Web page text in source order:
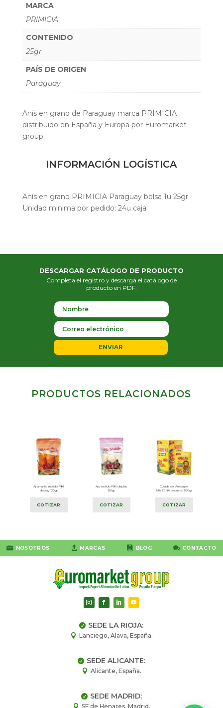
MARCA
PRIMICIA
CONTENIDO
25gr
PAÍS DE ORIGEN
Paraguay
Anís en grano de Paraguay marca PRIMICIA
distribuido en España y Europa por Euromarket
group.
INFORMACIÓN LOGÍSTICA
Anís en grano PRIMICIA Paraguay bolsa 1u 25gr
Unidad minima por pedido: 24u caja
DESCARGAR CATÁLOGO DE PRODUCTO
Completa el registro y descarga el catálogo de
producto en PDF.
ENVIAR
PRODUCTOS RELACIONADOS
Ají amarillo molido PIKI
display 120gr
COTIZAR
Ajo molido PIKI display
120gr
COTIZAR
Colada de Arequipe
MAIZENA paquete 300gr
COTIZAR
 NOSOTROS  MARCAS  BLOG  CONTACTO
 SEDE LA RIOJA:
 Lanciego, Alava, España.
 SEDE ALICANTE:
 Alicante, España.
 SEDE MADRID:
 SF de Henares, Madrid.